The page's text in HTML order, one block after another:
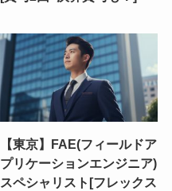
【東京】FAE(フィールドア
プリケーションエンジニア)
スペシャリスト[フレックス